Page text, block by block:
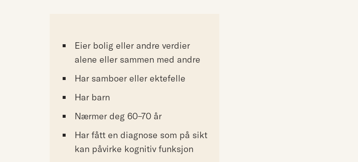
Eier bolig eller andre verdier
alene eller sammen med andre
Har samboer eller ektefelle
Har barn
Nærmer deg 60–70 år
Har fått en diagnose som på sikt
kan påvirke kognitiv funksjon